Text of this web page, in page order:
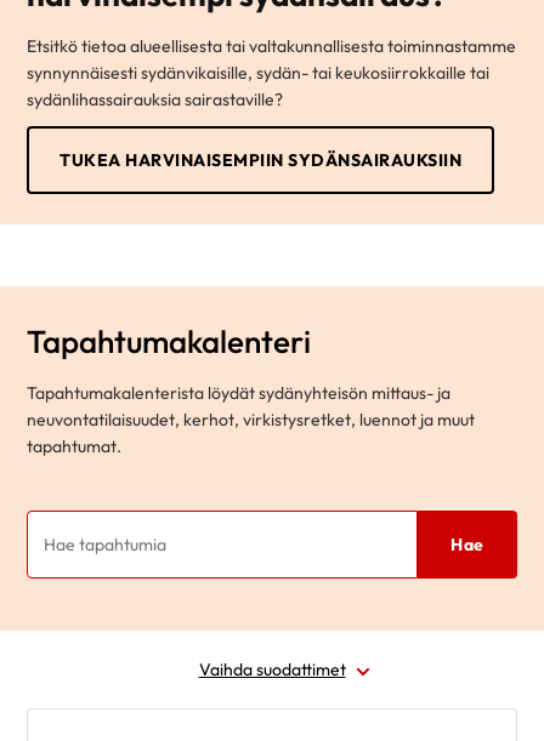
Etsitkö tietoa alueellisesta tai valtakunnallisesta toiminnastamme
synnynnäisesti sydänvikaisille, sydän- tai keukosiirrokkaille tai
sydänlihassairauksia sairastaville?
TUKEA HARVINAISEMPIIN SYDÄNSAIRAUKSIIN
Tapahtumakalenteri
Tapahtumakalenterista löydät sydänyhteisön mittaus- ja
neuvontatilaisuudet, kerhot, virkistysretket, luennot ja muut
tapahtumat.
Hae
Vaihda suodattimet